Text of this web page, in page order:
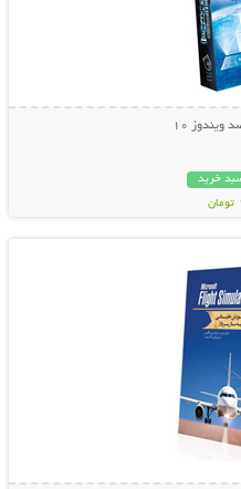
10
خرید